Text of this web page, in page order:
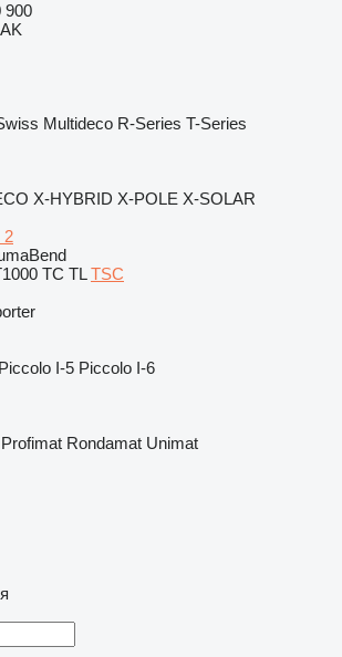
900
Multideco R-Series T-Series
X-HYBRID X-POLE X-SOLAR
2
TC TL TSC
Piccolo I-5 Piccolo I-6
Profimat Rondamat Unimat